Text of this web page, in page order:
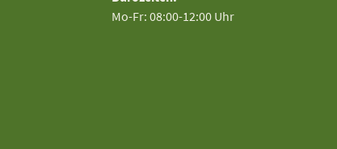
Mo-Fr: 08:00-12:00 Uhr